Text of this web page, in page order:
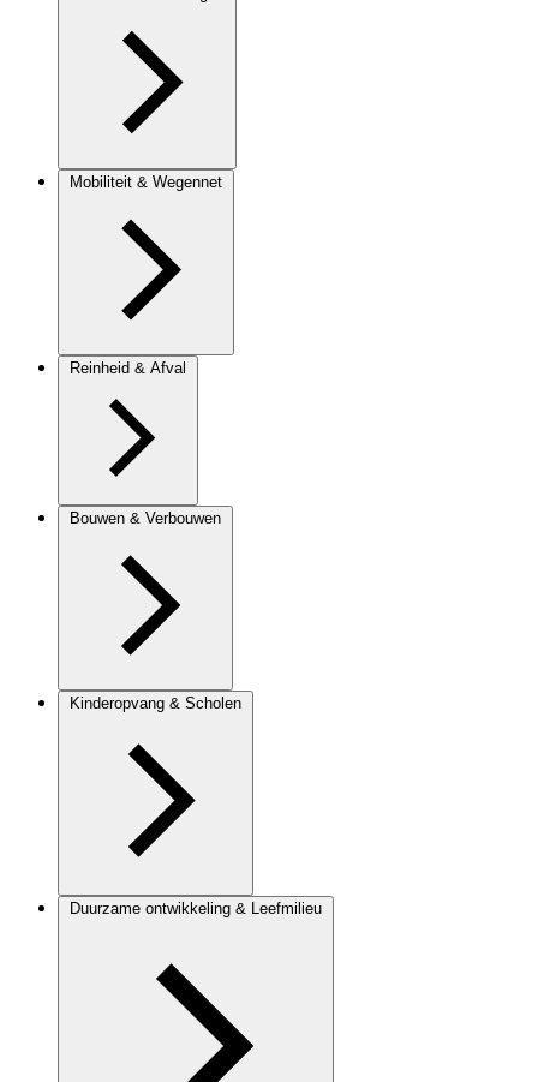
Mobiliteit & Wegennet
Reinheid & Afval
Bouwen & Verbouwen
Kinderopvang & Scholen
Duurzame ontwikkeling & Leefmilieu